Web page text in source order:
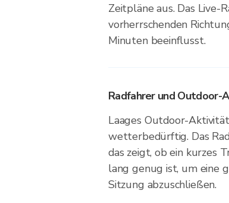
Zeitpläne aus. Das Live-
vorherrschenden
Minuten beeinflusst.
Radfahrer und Outdoor-
Laages Outdoor-
wetterbedürftig. Das
das zeigt, ob ein kurzes
lang genug ist, um eine
Sitzung abzuschließen.